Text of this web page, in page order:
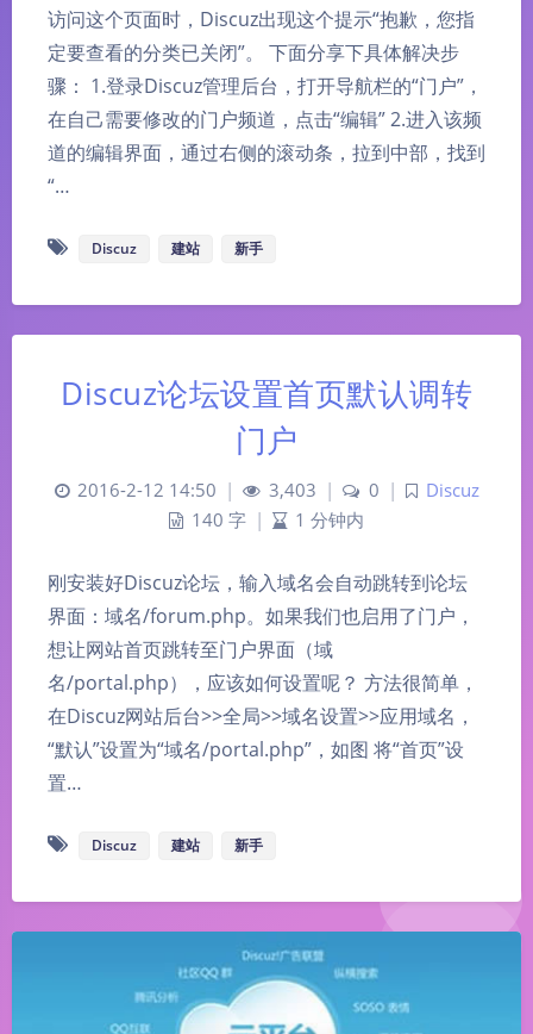
访问这个页面时，Discuz出现这个提示“抱歉，您指
定要查看的分类已关闭”。 下面分享下具体解决步
骤： 1.登录Discuz管理后台，打开导航栏的“门户”，
在自己需要修改的门户频道，点击“编辑” 2.进入该频
道的编辑界面，通过右侧的滚动条，拉到中部，找到
“…
Discuz 建站 新手
Discuz论坛设置首页默认调转
门户
2016-2-12 14:50 | 3,403 | 0 |
Discuz
140 字 | 1 分钟内
刚安装好Discuz论坛，输入域名会自动跳转到论坛
界面：域名/forum.php。如果我们也启用了门户，
想让网站首页跳转至门户界面（域
名/portal.php），应该如何设置呢？ 方法很简单，
在Discuz网站后台>>全局>>域名设置>>应用域名，
“默认”设置为“域名/portal.php”，如图 将“首页”设
置…
Discuz 建站 新手